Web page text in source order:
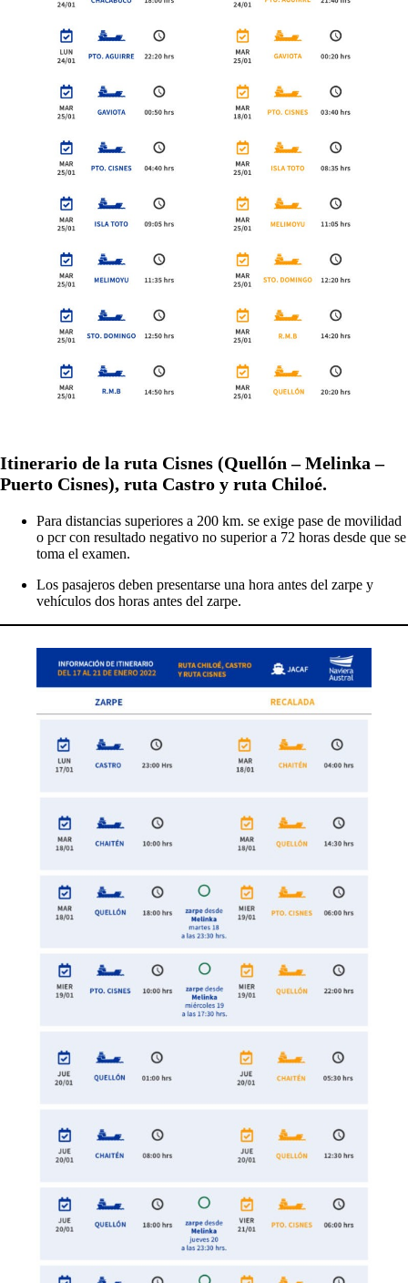
Itinerario de la ruta Cisnes (Quellón – Melinka –
Puerto Cisnes), ruta Castro y ruta Chiloé.
Para distancias superiores a 200 km. se exige pase de movilidad
o pcr con resultado negativo no superior a 72 horas desde que se
toma el examen.
Los pasajeros deben presentarse una hora antes del zarpe y
vehículos dos horas antes del zarpe.